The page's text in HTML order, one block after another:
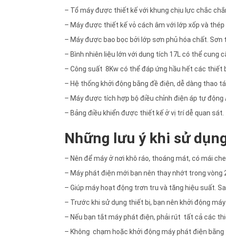
– Tổ máy được thiết kế với khung chịu lực chắc
– Máy được thiết kế vỏ cách âm với lớp xốp và
– Máy được bao bọc bởi lớp sơn phủ hóa chất.
– Bình nhiên liệu lớn với dung tích 17L có thể cung
– Công suất 8Kw có thể đáp ứng hầu hết các thiết
– Hệ thống khởi động bằng đề điện, dễ dàng thao
– Máy được tích hợp bộ điều chỉnh điện áp tự động
– Bảng điều khiển được thiết kế ở vị trí dễ quan sát.
Những lưu ý khi sử
– Nên để máy ở nơi khô ráo, thoáng mát, có mái che.
– Máy phát điện mới bạn nên thay nhớt trong vòng
– Giúp máy hoạt động trơn tru và tăng hiệu suất.
– Trước khi sử dụng thiết bị, bạn nên khởi động
– Nếu bạn tắt máy phát điện, phải rút tất cả các
– Không chạm hoặc khởi động máy phát điện bằng